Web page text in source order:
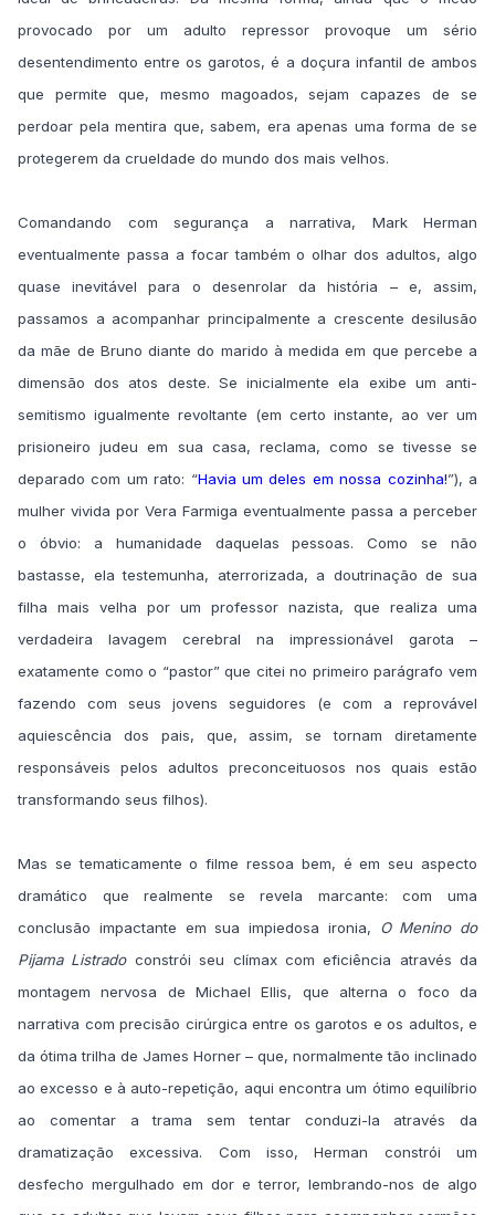
provocado por um adulto repressor provoque um sério
desentendimento entre os garotos, é a doçura infantil de ambos
que permite que, mesmo magoados, sejam capazes de se
perdoar pela mentira que, sabem, era apenas uma forma de se
protegerem da crueldade do mundo dos mais velhos.
Comandando com segurança a narrativa, Mark Herman
eventualmente passa a focar também o olhar dos adultos, algo
quase inevitável para o desenrolar da história – e, assim,
passamos a acompanhar principalmente a crescente desilusão
da mãe de Bruno diante do marido à medida em que percebe a
dimensão dos atos deste. Se inicialmente ela exibe um anti-
semitismo igualmente revoltante (em certo instante, ao ver um
prisioneiro judeu em sua casa, reclama, como se tivesse se
deparado com um rato: “Havia um deles em nossa cozinha!”), a
mulher vivida por Vera Farmiga eventualmente passa a perceber
o óbvio: a humanidade daquelas pessoas. Como se não
bastasse, ela testemunha, aterrorizada, a doutrinação de sua
filha mais velha por um professor nazista, que realiza uma
verdadeira lavagem cerebral na impressionável garota –
exatamente como o “pastor” que citei no primeiro parágrafo vem
fazendo com seus jovens seguidores (e com a reprovável
aquiescência dos pais, que, assim, se tornam diretamente
responsáveis pelos adultos preconceituosos nos quais estão
transformando seus filhos).
Mas se tematicamente o filme ressoa bem, é em seu aspecto
dramático que realmente se revela marcante: com uma
conclusão impactante em sua impiedosa ironia, O Menino do
Pijama Listradoconstrói seu clímax com eficiência através da
montagem nervosa de Michael Ellis, que alterna o foco da
narrativa com precisão cirúrgica entre os garotos e os adultos, e
da ótima trilha de James Horner – que, normalmente tão inclinado
ao excesso e à auto-repetição, aqui encontra um ótimo equilíbrio
ao comentar a trama sem tentar conduzi-la através da
dramatização excessiva. Com isso, Herman constrói um
desfecho mergulhado em dor e terror, lembrando-nos de algo